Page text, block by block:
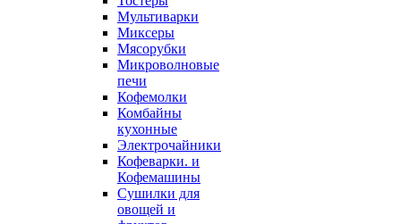
Мультиварки
Миксеры
Мясорубки
Микроволновые
печи
Кофемолки
Комбайны
кухонные
Электрочайники
Кофеварки. и
Кофемашины
Сушилки для
овощей и